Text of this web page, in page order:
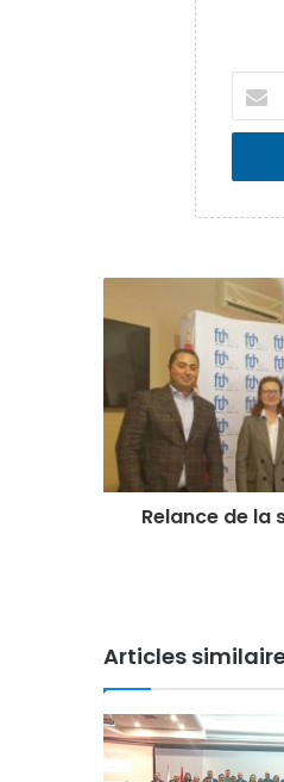
votre
Relance de la
Articles